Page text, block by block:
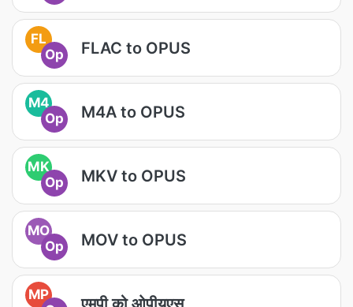
FL
Op
FLAC to OPUS
M4
Op
M4A to OPUS
MK
Op
MKV to OPUS
MO
Op
MOV to OPUS
MP